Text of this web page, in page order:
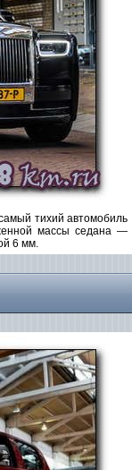
тихий автомобиль
массы седана —
6 мм.